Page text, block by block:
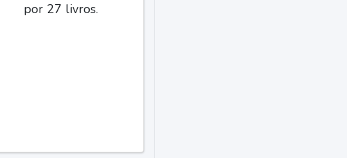
por 27 livros.